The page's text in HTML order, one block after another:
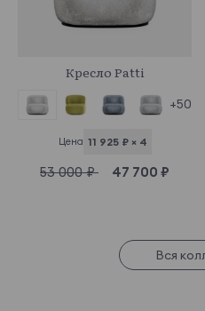
Кресло Patti
+50
Цена 11 925 ₽ × 4
53 000 ₽ 47 700 ₽
Вся